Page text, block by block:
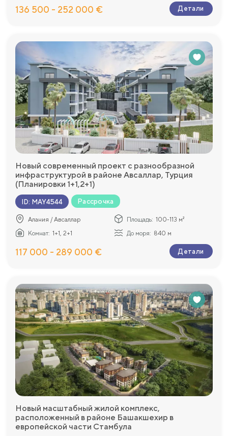
136 500 - 252 000 € Детали
Новый современный проект с разнообразной
инфраструктурой в районе Авсаллар, Турция
(Планировки 1+1,2+1)
ID: MAY4544 Рассрочка
Алания / Авсаллар Площадь: 100-113 м²
Комнат: 1+1, 2+1 До моря: 840 м
117 000 - 289 000 € Детали
Новый масштабный жилой комплекс,
расположенный в районе Башакшехир в
европейской части Стамбула